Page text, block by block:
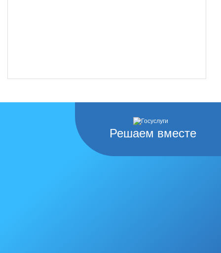
Решаем вместе